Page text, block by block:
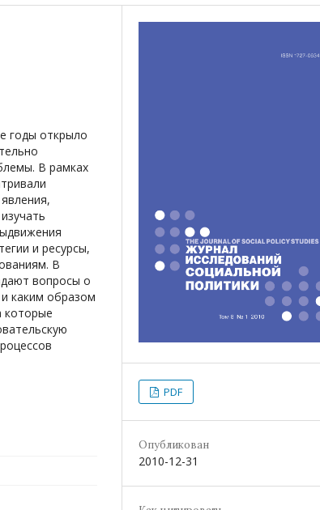
годы открыло
В рамках
и ресурсы,
В
вопросы о
каким образом
которые
PDF
Опубликован
2010-12-31